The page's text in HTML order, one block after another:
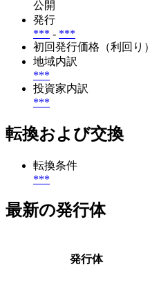
公開
発行
*** - ***
初回発行価格（利回り）
地域内訳
***
投資家内訳
***
転換および交換
転換条件
***
最新の発行体
発行体